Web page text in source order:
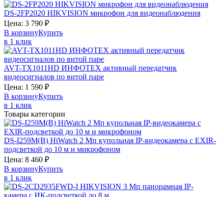
DS-2FP2020 HIKVISION микрофон для видеонаблюдения
Цена: 3 790 ₽
В корзинуКупить
в 1 клик
AVT-TX1011HD ИНФОТЕХ активный передатчик
видеосигналов по витой паре
Цена: 1 590 ₽
В корзинуКупить
в 1 клик
Товары категории
DS-I259M(B) HiWatch 2 Мп купольная IP-видеокамера с EXIR-
подсветкой до 10 м и микрофоном
Цена: 8 460 ₽
В корзинуКупить
в 1 клик